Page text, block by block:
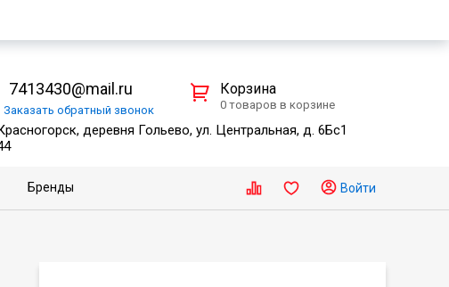
7413430@mail.ru
Заказать обратный звонок
деревня Гольево, ул. Центральная, д. 6Бс1
Корзина
0 товаров в корзине
Бренды Войти